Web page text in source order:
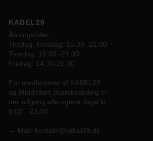
KABEL29
Åbningstider:
Tirsdag- Onsdag: 15.00 -21.00
Torsdag: 16.00 -21.00
Fredag: 14.30-21.30
For medlemmer af KABEL29
og Middelfart Skateboarding er
der adgang alle ugens dage kl.
8.00 - 23.00
→ Mail: kontakt@kabel29.dk